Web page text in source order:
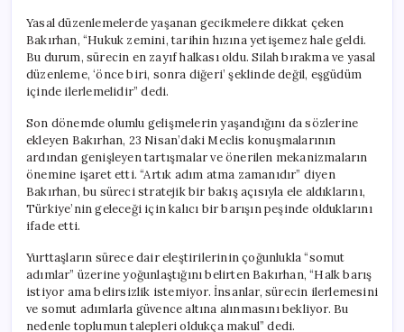
Yasal düzenlemelerde yaşanan gecikmelere dikkat çeken
Bakırhan, “Hukuk zemini, tarihin hızına yetişemez hale geldi.
Bu durum, sürecin en zayıf halkası oldu. Silah bırakma ve yasal
düzenleme, ‘önce biri, sonra diğeri’ şeklinde değil, eşgüdüm
içinde ilerlemelidir” dedi.
Son dönemde olumlu gelişmelerin yaşandığını da sözlerine
ekleyen Bakırhan, 23 Nisan’daki Meclis konuşmalarının
ardından genişleyen tartışmalar ve önerilen mekanizmaların
önemine işaret etti. “Artık adım atma zamanıdır” diyen
Bakırhan, bu süreci stratejik bir bakış açısıyla ele aldıklarını,
Türkiye’nin geleceği için kalıcı bir barışın peşinde olduklarını
ifade etti.
Yurttaşların sürece dair eleştirilerinin çoğunlukla “somut
adımlar” üzerine yoğunlaştığını belirten Bakırhan, “Halk barış
istiyor ama belirsizlik istemiyor. İnsanlar, sürecin ilerlemesini
ve somut adımlarla güvence altına alınmasını bekliyor. Bu
nedenle toplumun talepleri oldukça makul” dedi.